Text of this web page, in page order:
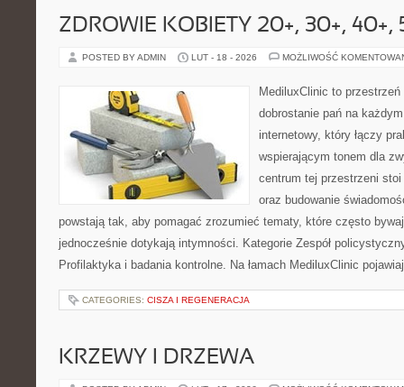
ZDROWIE KOBIETY 20+, 30+, 40+,
POSTED BY ADMIN LUT - 18 - 2026 MOŻLIWOŚĆ
MediluxClinic to
dobrostanie pań na
internetowy, który łączy
wspierającym tonem dla
centrum tej przestrzeni
oraz budowanie
powstają tak, aby pomagać zrozumieć tematy, które często
jednocześnie dotykają intymności. Kategorie Zespół
Profilaktyka i badania kontrolne. Na łamach MediluxClinic
CATEGORIES: CISZA I REGENERACJA
KRZEWY I DRZEWA